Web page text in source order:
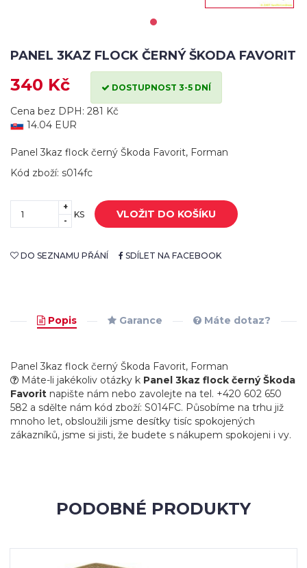
PANEL 3KAZ FLOCK ČERNÝ ŠKODA FAVORIT
340 Kč DOSTUPNOST 3-5 DNÍ
Cena bez DPH: 281 Kč
14.04 EUR
Panel 3kaz flock černý Škoda Favorit, Forman
Kód zboží: s014fc
+
-
KS VLOŽIT DO KOŠÍKU
DO SEZNAMU PŘÁNÍ SDÍLET NA FACEBOOK
Popis Garance Máte dotaz?
Panel 3kaz flock černý Škoda Favorit, Forman
Máte-li jakékoliv otázky k Panel 3kaz flock černý Škoda
Favorit napište nám nebo zavolejte na tel. +420 602 650
582 a sdělte nám kód zboží: S014FC. Působíme na trhu již
mnoho let, obsloužili jsme desítky tisíc spokojených
zákazníků, jsme si jisti, že budete s nákupem spokojeni i vy.
PODOBNÉ PRODUKTY